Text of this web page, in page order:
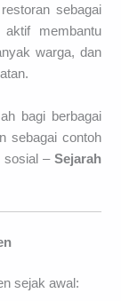
sebagai
membantu
warga, dan
bagi berbagai
sebagai contoh
sosial – Sejarah
sejak awal: